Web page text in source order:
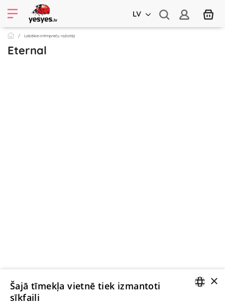
LV
Labākie intīmpreču ražotāji
Eternal
Ievērībai: Yesyes.lv satur atklātu seksuālu informāciju un attēlus. Lietot
šo vietni vari tikai no 18 gadu vecuma.
×
Šajā tīmekļa vietnē tiek izmantoti
sīkfaili